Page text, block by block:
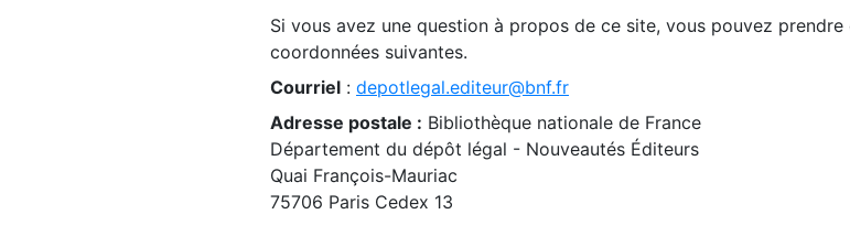
Si vous avez une question à propos de ce site, vous pouvez
coordonnées suivantes.
Courriel : depotlegal.editeur@bnf.fr
Adresse postale : Bibliothèque nationale de France
Département du dépôt légal - Nouveautés Éditeurs
Quai François-Mauriac
75706 Paris Cedex 13